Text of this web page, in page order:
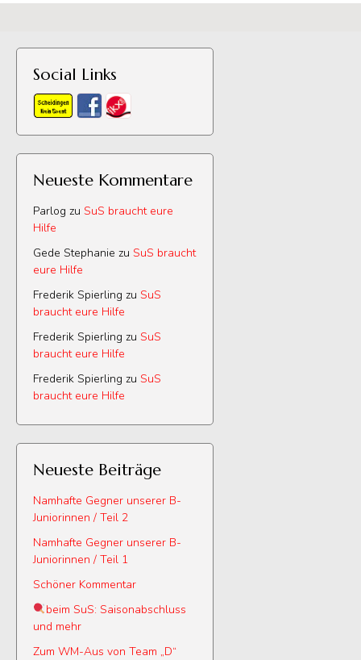
Social Links
Neueste Kommentare
Parlog zu SuS braucht eure
Hilfe
Gede Stephanie zu SuS braucht
eure Hilfe
Frederik Spierling zu SuS
braucht eure Hilfe
Frederik Spierling zu SuS
braucht eure Hilfe
Frederik Spierling zu SuS
braucht eure Hilfe
Neueste Beiträge
Namhafte Gegner unserer B-
Juniorinnen / Teil 2
Namhafte Gegner unserer B-
Juniorinnen / Teil 1
Schöner Kommentar
beim SuS: Saisonabschluss
und mehr
Zum WM-Aus von Team „D“